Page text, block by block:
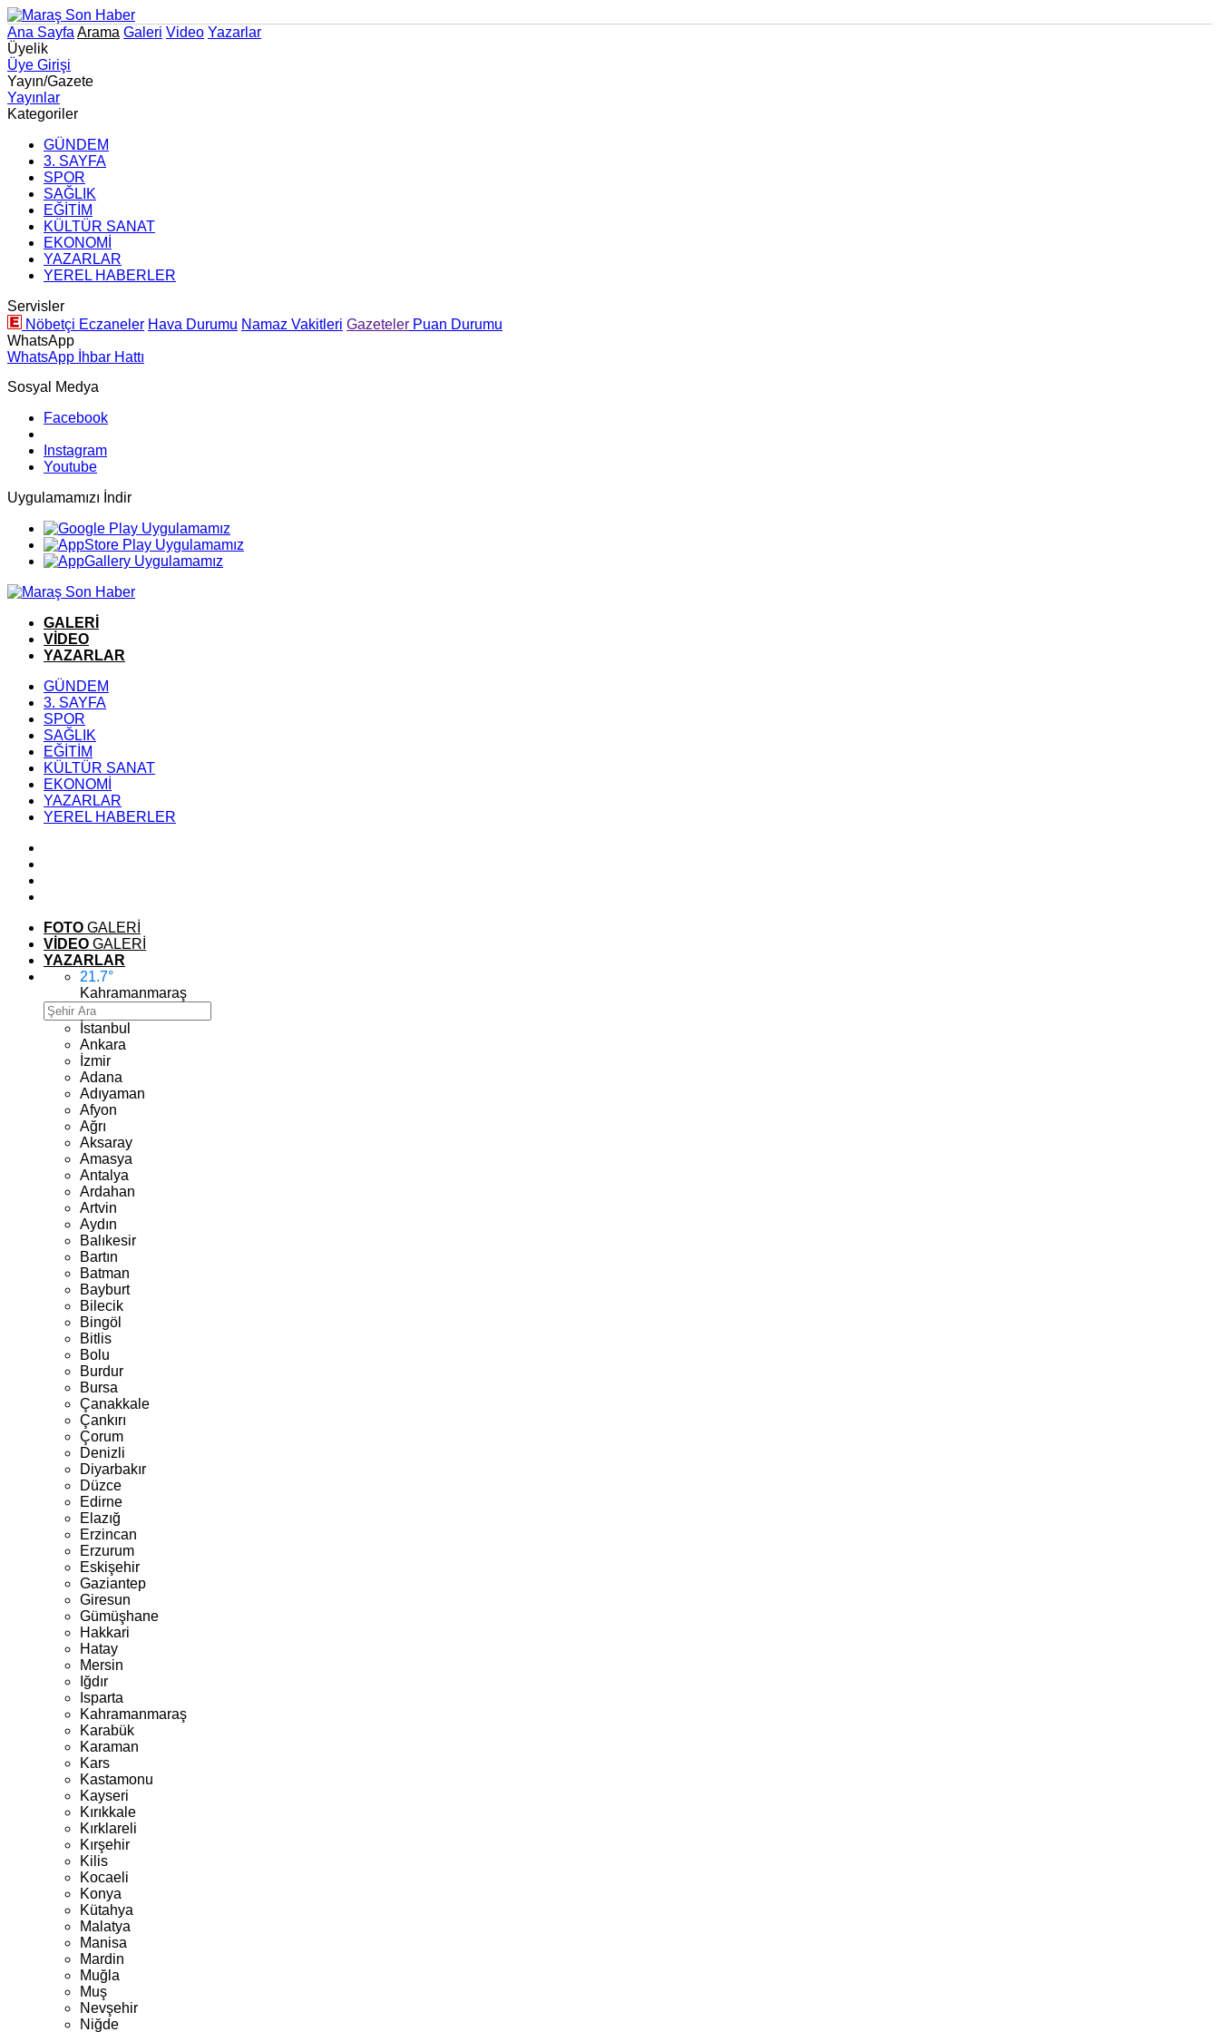
Ana Sayfa Arama Galeri Video Yazarlar
Üyelik
Üye Girişi
Yayın/Gazete
Yayınlar
Kategoriler
GÜNDEM
3. SAYFA
SPOR
SAĞLIK
EĞİTİM
KÜLTÜR SANAT
EKONOMİ
YAZARLAR
YEREL HABERLER
Servisler
Nöbetçi Eczaneler Hava Durumu Namaz Vakitleri Gazeteler Puan Durumu
WhatsApp
WhatsApp İhbar Hattı
Sosyal Medya
Facebook
Instagram
Youtube
Uygulamamızı İndir
GALERİ
VİDEO
YAZARLAR
GÜNDEM
3. SAYFA
SPOR
SAĞLIK
EĞİTİM
KÜLTÜR SANAT
EKONOMİ
YAZARLAR
YEREL HABERLER
FOTO GALERİ
VİDEO GALERİ
YAZARLAR
21.7°
Kahramanmaraş
İstanbul
Ankara
İzmir
Adana
Adıyaman
Afyon
Ağrı
Aksaray
Amasya
Antalya
Ardahan
Artvin
Aydın
Balıkesir
Bartın
Batman
Bayburt
Bilecik
Bingöl
Bitlis
Bolu
Burdur
Bursa
Çanakkale
Çankırı
Çorum
Denizli
Diyarbakır
Düzce
Edirne
Elazığ
Erzincan
Erzurum
Eskişehir
Gaziantep
Giresun
Gümüşhane
Hakkari
Hatay
Mersin
Iğdır
Isparta
Kahramanmaraş
Karabük
Karaman
Kars
Kastamonu
Kayseri
Kırıkkale
Kırklareli
Kırşehir
Kilis
Kocaeli
Konya
Kütahya
Malatya
Manisa
Mardin
Muğla
Muş
Nevşehir
Niğde